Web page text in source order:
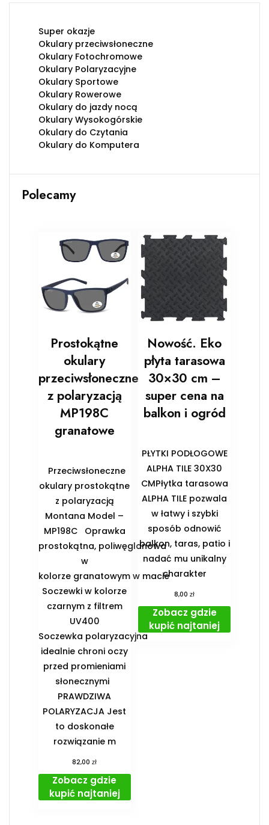
Super okazje
Okulary przeciwsłoneczne
Okulary Fotochromowe
Okulary Polaryzacyjne
Okulary Sportowe
Okulary Rowerowe
Okulary do jazdy nocą
Okulary Wysokogórskie
Okulary do Czytania
Okulary do Komputera
Polecamy
Prostokątne
okulary
przeciwsłoneczne
z polaryzacją
MP198C
granatowe
Przeciwsłoneczne
okulary prostokątne
z polaryzacją
Montana Model –
MP198C Oprawka
prostokątna, poliwęglanowa
w
kolorze granatowym w macie
Soczewki w kolorze
czarnym z filtrem
UV400
Soczewka polaryzacyjna
idealnie chroni oczy
przed promieniami
słonecznymi
PRAWDZIWA
POLARYZACJA Jest
to doskonałe
rozwiązanie m
82,00zł
Zobacz gdzie
kupić najtaniej
Nowość. Eko
płyta tarasowa
30×30 cm –
super cena na
balkon i ogród
PŁYTKI PODŁOGOWE
ALPHA TILE 30X30
CMPłytka tarasowa
ALPHA TILE pozwala
w łatwy i szybki
sposób odnowić
balkon, taras, patio i
nadać mu unikalny
charakter
8,00zł
Zobacz gdzie
kupić najtaniej